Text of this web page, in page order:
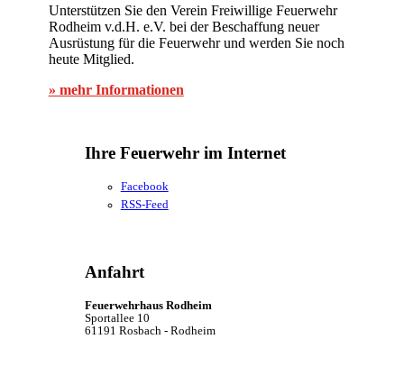
Unterstützen Sie den Verein Freiwillige Feuerwehr
Rodheim v.d.H. e.V. bei der Beschaffung neuer
Ausrüstung für die Feuerwehr und werden Sie noch
heute Mitglied.
» mehr Informationen
Ihre Feuerwehr im Internet
Facebook
RSS-Feed
Anfahrt
Feuerwehrhaus Rodheim
Sportallee 10
61191 Rosbach - Rodheim